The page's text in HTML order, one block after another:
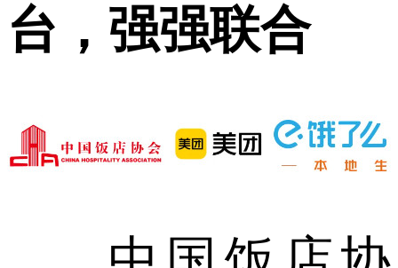
台，强强联合